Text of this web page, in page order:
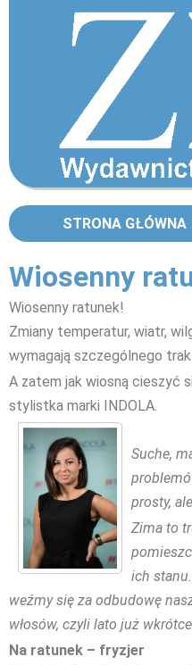
STRONA GŁÓWNA
Wiosenny
Wiosenny ratunek!
Zmiany temperatur, wiatr,
wymagają szczególnego
A zatem jak wiosną cieszyć
stylistka marki INDOLA.
Suche,
prosty,
Zima to
ich
weźmy się za odbudowę
włosów, czyli lato już
Na ratunek – fryzjer